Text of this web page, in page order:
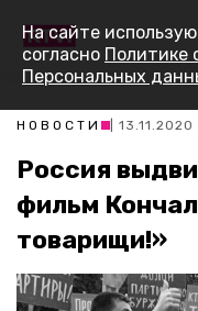
НОВОСТИ |
Россия
фильм
товарищи!»
На сайте
согласно Политике
Персональных